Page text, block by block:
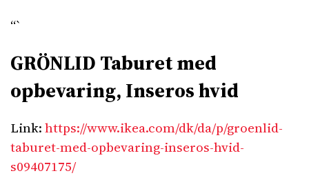
“`
GRÖNLID Taburet med
opbevaring, Inseros hvid
Link:https://www.ikea.com/dk/da/p/groenlid-
taburet-med-opbevaring-inseros-hvid-
s09407175/